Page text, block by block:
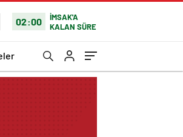
02:00
İMSAK'A
KALAN SÜRE